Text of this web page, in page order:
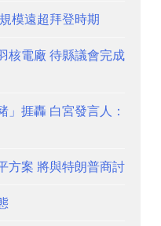
模遠超拜登時期
核電廠 待縣議會完成
」捱轟 白宮發言人：
方案 將與特朗普商討